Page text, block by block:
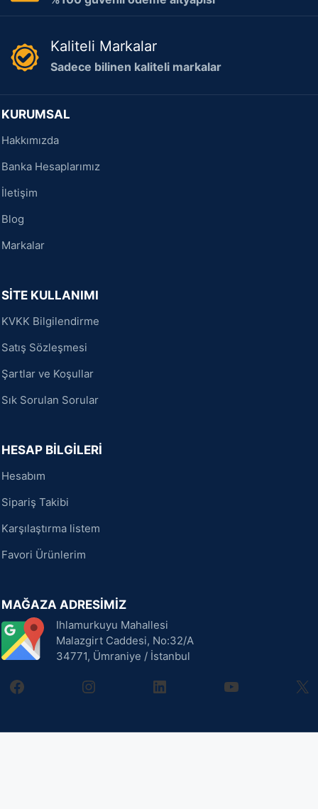
Kaliteli Markalar
Sadece bilinen kaliteli markalar
KURUMSAL
Hakkımızda
Banka Hesaplarımız
İletişim
Blog
Markalar
SİTE KULLANIMI
KVKK Bilgilendirme
Satış Sözleşmesi
Şartlar ve Koşullar
Sık Sorulan Sorular
HESAP BİLGİLERİ
Hesabım
Sipariş Takibi
Karşılaştırma listem
Favori Ürünlerim
MAĞAZA ADRESİMİZ
Ihlamurkuyu Mahallesi
Malazgirt Caddesi, No:32/A
34771, Ümraniye / İstanbul
facebookinstagramlinkedin youtube X